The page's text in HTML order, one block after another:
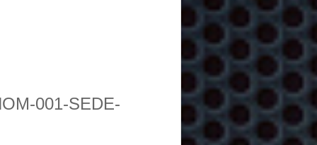
001-SEDE-